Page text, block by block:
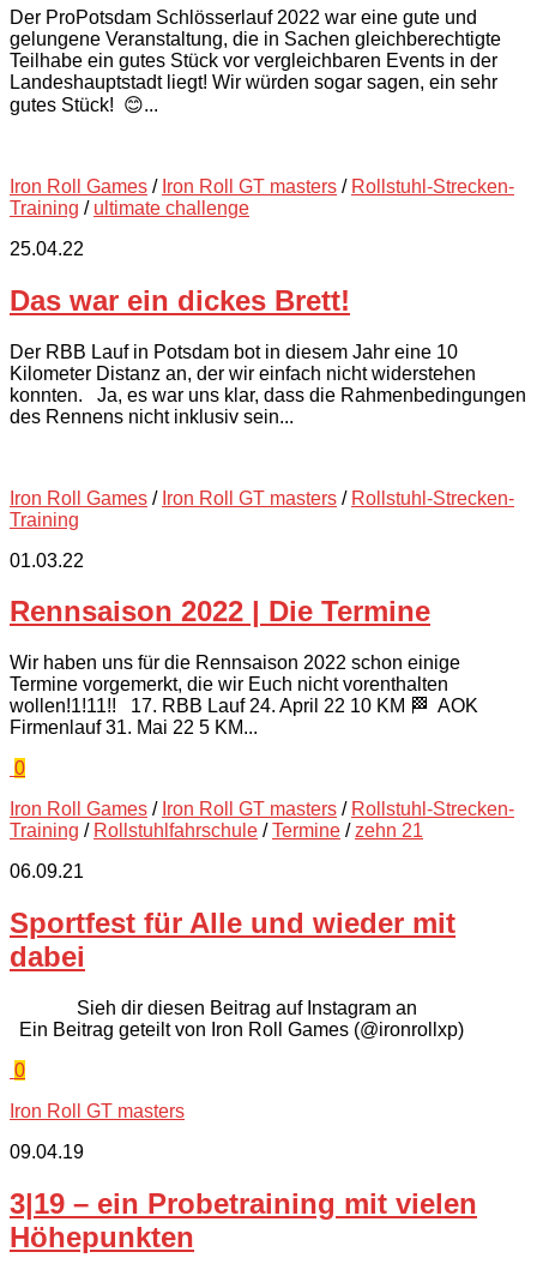
Der ProPotsdam Schlösserlauf 2022 war eine gute und
gelungene Veranstaltung, die in Sachen gleichberechtigte
Teilhabe ein gutes Stück vor vergleichbaren Events in der
Landeshauptstadt liegt! Wir würden sogar sagen, ein sehr
gutes Stück! 😊...
Iron Roll Games / Iron Roll GT masters / Rollstuhl-Strecken-
Training / ultimate challenge
25.04.22
Das war ein dickes Brett!
Der RBB Lauf in Potsdam bot in diesem Jahr eine 10
Kilometer Distanz an, der wir einfach nicht widerstehen
konnten. Ja, es war uns klar, dass die Rahmenbedingungen
des Rennens nicht inklusiv sein...
Iron Roll Games / Iron Roll GT masters / Rollstuhl-Strecken-
Training
01.03.22
Rennsaison 2022 | Die Termine
Wir haben uns für die Rennsaison 2022 schon einige
Termine vorgemerkt, die wir Euch nicht vorenthalten
wollen!1!11!! 17. RBB Lauf 24. April 22 10 KM 🏁 AOK
Firmenlauf 31. Mai 22 5 KM...
0
Iron Roll Games / Iron Roll GT masters / Rollstuhl-Strecken-
Training / Rollstuhlfahrschule /Termine / zehn 21
06.09.21
Sportfest für Alle und wieder mit
dabei
Sieh dir diesen Beitrag auf Instagram an
Ein Beitrag geteilt von Iron Roll Games (@ironrollxp)
0
Iron Roll GT masters
09.04.19
3|19 – ein Probetraining mit vielen
Höhepunkten